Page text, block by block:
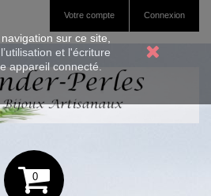
sur ce site,
et l'écriture
appareil connecté.
Connexion
Votre compte
0